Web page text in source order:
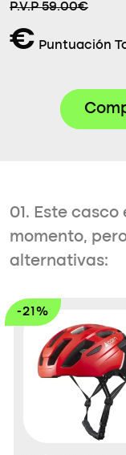
P.V.P 59.00€
€ Puntuación
01. Este
momento,
alternativas:
-21%